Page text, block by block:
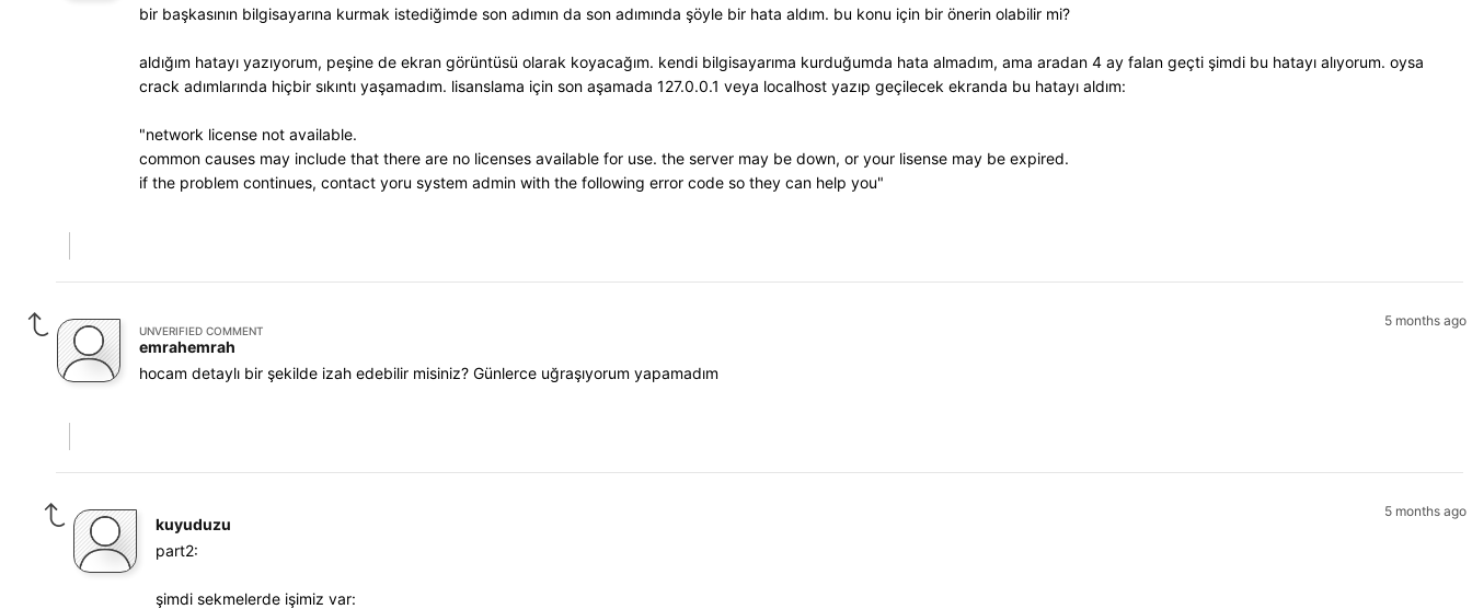
bir başkasının bilgisayarına kurmak istediğimde son adımın da son adımında şöyle bir hata aldım. bu konu için bir önerin olabilir mi?
aldığım hatayı yazıyorum, peşine de ekran görüntüsü olarak koyacağım. kendi bilgisayarıma kurduğumda hata almadım, ama aradan 4 ay falan geçti şimdi bu hatayı alıyorum. oysa
crack adımlarında hiçbir sıkıntı yaşamadım. lisanslama için son aşamada 127.0.0.1 veya localhost yazıp geçilecek ekranda bu hatayı aldım:
"network license not available.
common causes may include that there are no licenses available for use. the server may be down, or your lisense may be expired.
if the problem continues, contact yoru system admin with the following error code so they can help you"
5 months ago
UNVERIFIED COMMENT
emrahemrah
hocam detaylı bir şekilde izah edebilir misiniz? Günlerce uğraşıyorum yapamadım
5 months ago
kuyuduzu
part2:
şimdi sekmelerde işimiz var: